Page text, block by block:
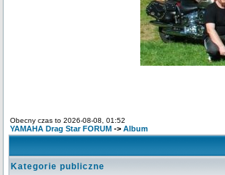
Obecny czas to 2026-08-08, 01:52
YAMAHA Drag Star FORUM -> Album
Kategorie publiczne